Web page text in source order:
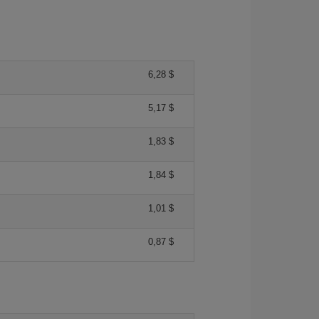
6,28 $
5,17 $
1,83 $
1,84 $
1,01 $
0,87 $